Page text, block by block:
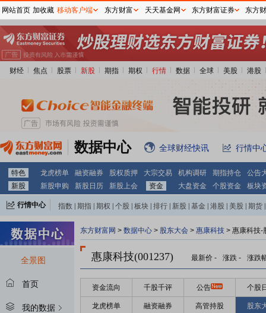
财经 焦点 股票 新股 期指 期权 行情 数据 全球 美股 港股
数据中心 全球财经快讯 行情中
特色 龙虎榜单 融资融券 股权质押 大宗交易 机构调研 期指持仓
公告
新股
新股申购 新股日历 新股上会 资金 大盘资金 个股资金 板块
行情中心 指数 期指 期权 个股 板块 排行 新股 基金 港股 美股 期货
全景图
首页
我的数据
东方财富网 > 数据中心 > 股东大会 > 惠康科技 > 惠康科技-
惠康科技(001237) 最新价 - 涨跌 - 涨跌
资金流向 千股千评 公告 个股
龙虎榜单 融资融券 高管持股 股东
网站首页 加收藏 移动客户端 东方财富 天天基金网 东方财富证券 东方